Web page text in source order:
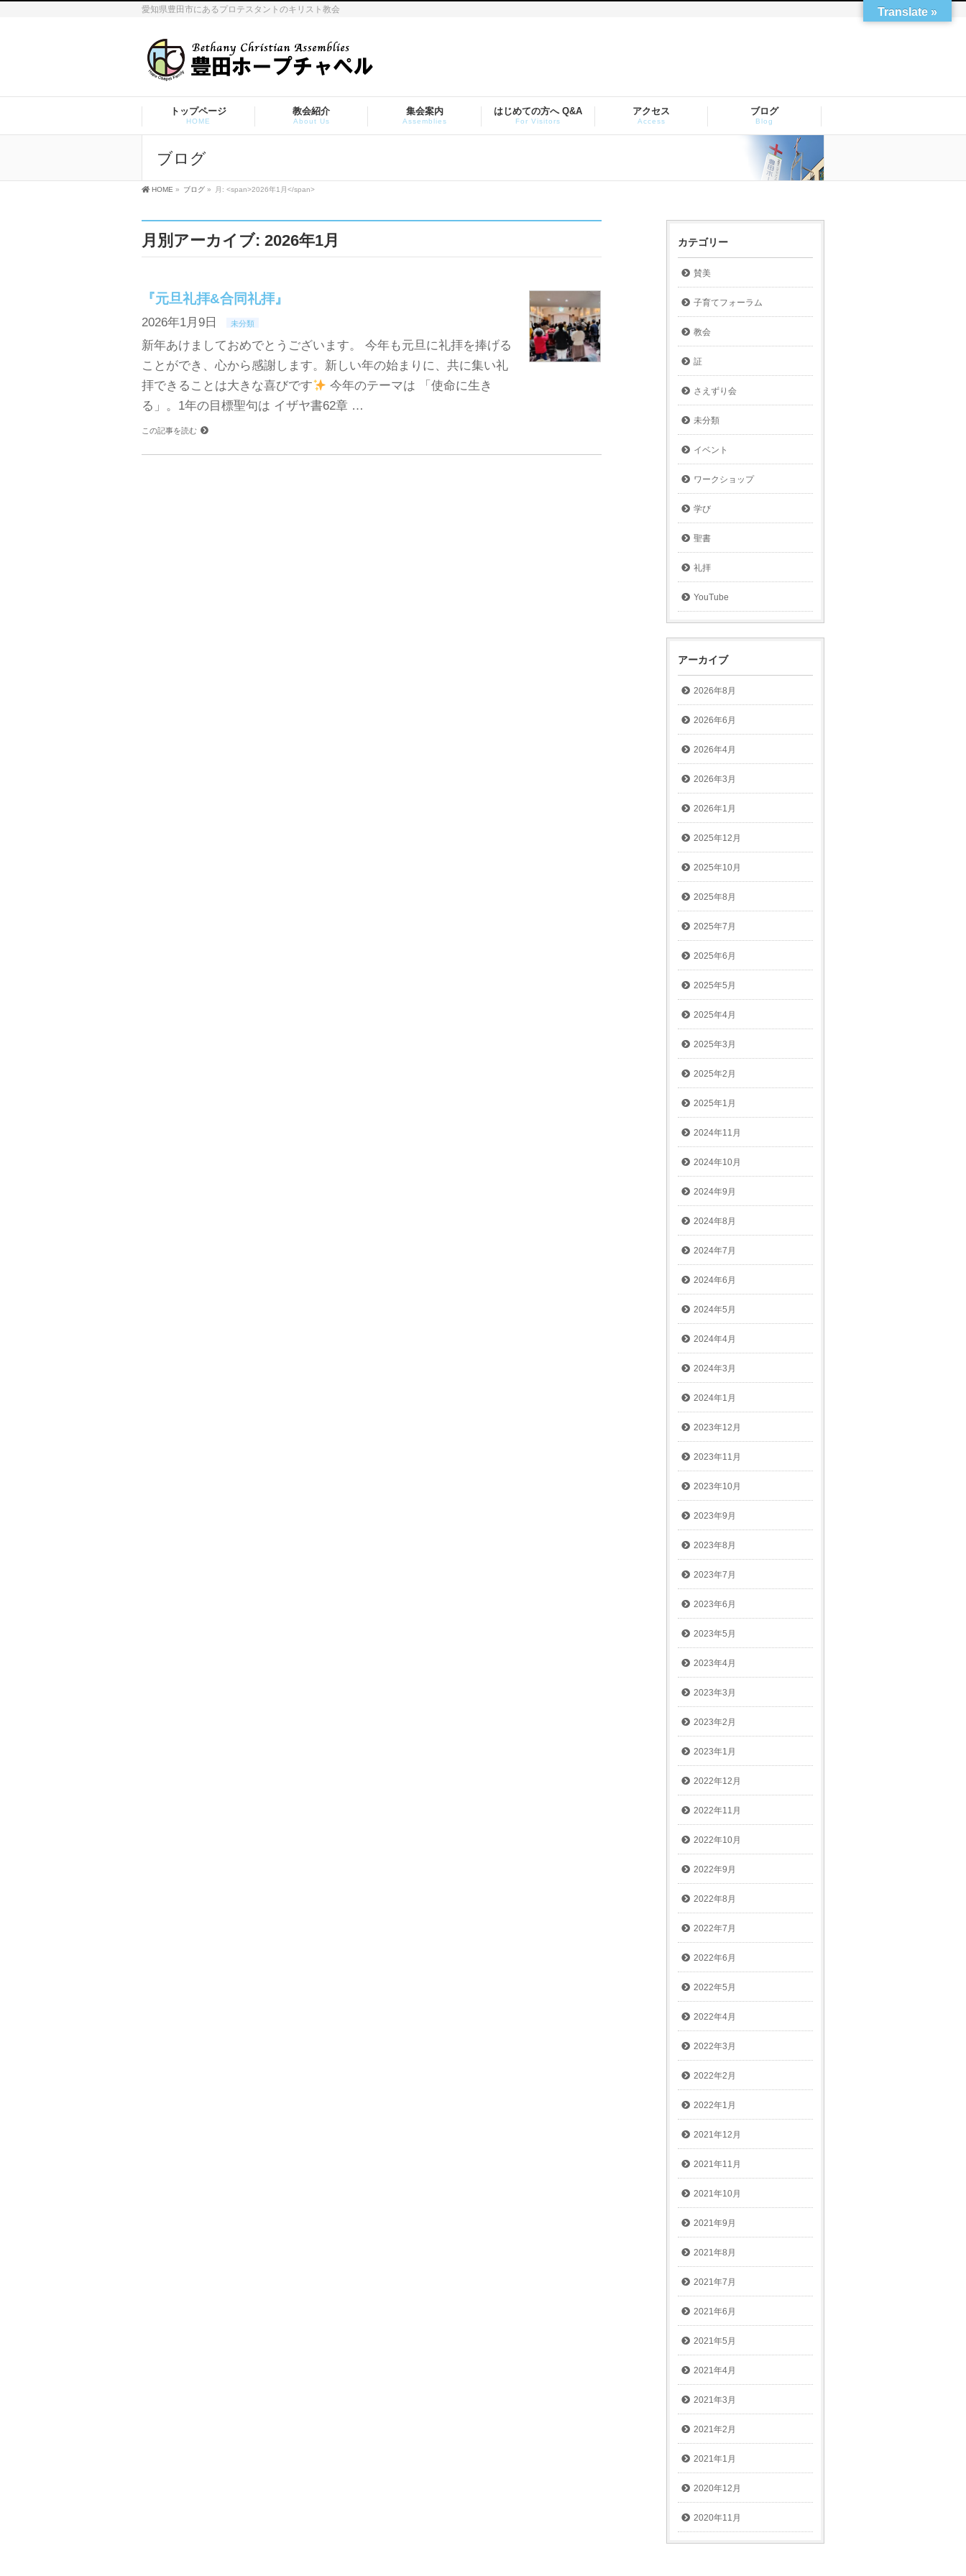
愛知県豊田市にあるプロテスタントのキリスト教会
トップページ
HOME
教会紹介
About Us
集会案内
Assemblies
はじめての方へ Q&A
For Visitors
アクセス
Access
ブログ
Blog
ブログ
HOME » ブログ » 月: <span>2026年1月</span>
月別アーカイブ: 2026年1月
『元旦礼拝&合同礼拝』
2026年1月9日 未分類
新年あけましておめでとうございます。 今年も元旦に礼拝を捧げる
ことができ、心から感謝します。新しい年の始まりに、共に集い礼
拝できることは大きな喜びです
今年のテーマは 「使命に生き
る」。1年の目標聖句は イザヤ書62章 …
この記事を読む
カテゴリー
賛美
子育てフォーラム
教会
証
さえずり会
未分類
イベント
ワークショップ
学び
聖書
礼拝
YouTube
アーカイブ
2026年8月
2026年6月
2026年4月
2026年3月
2026年1月
2025年12月
2025年10月
2025年8月
2025年7月
2025年6月
2025年5月
2025年4月
2025年3月
2025年2月
2025年1月
2024年11月
2024年10月
2024年9月
2024年8月
2024年7月
2024年6月
2024年5月
2024年4月
2024年3月
2024年1月
2023年12月
2023年11月
2023年10月
2023年9月
2023年8月
2023年7月
2023年6月
2023年5月
2023年4月
2023年3月
2023年2月
2023年1月
2022年12月
2022年11月
2022年10月
2022年9月
2022年8月
2022年7月
2022年6月
2022年5月
2022年4月
2022年3月
2022年2月
2022年1月
2021年12月
2021年11月
2021年10月
2021年9月
2021年8月
2021年7月
2021年6月
2021年5月
2021年4月
2021年3月
2021年2月
2021年1月
2020年12月
2020年11月
Translate »